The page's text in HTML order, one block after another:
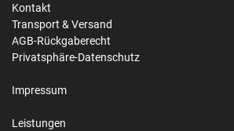
Kontakt
Transport & Versand
AGB-Rückgaberecht
Privatsphäre-Datenschutz
Impressum
Leistungen